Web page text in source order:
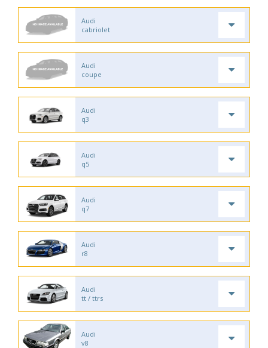
Audi
cabriolet
Audi
coupe
Audi
q3
Audi
q5
Audi
q7
Audi
r8
Audi
tt / ttrs
Audi
v8